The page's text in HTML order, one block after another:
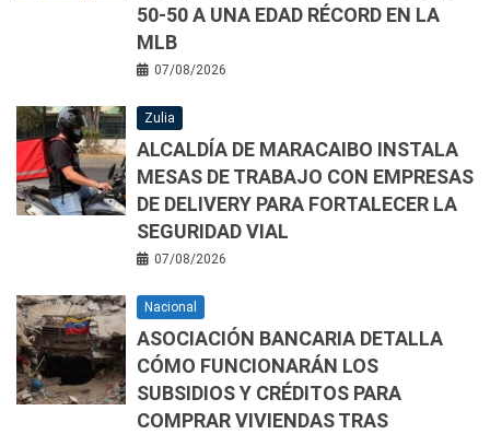
50-50 A UNA EDAD RÉCORD EN LA
MLB
07/08/2026
Zulia
ALCALDÍA DE MARACAIBO INSTALA
MESAS DE TRABAJO CON EMPRESAS
DE DELIVERY PARA FORTALECER LA
SEGURIDAD VIAL
07/08/2026
Nacional
ASOCIACIÓN BANCARIA DETALLA
CÓMO FUNCIONARÁN LOS
SUBSIDIOS Y CRÉDITOS PARA
COMPRAR VIVIENDAS TRAS